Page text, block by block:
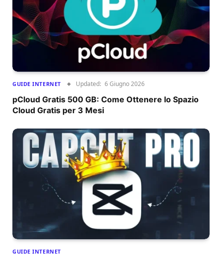
GUIDE INTERNET Updated: 6 Giugno 2026
pCloud Gratis 500 GB: Come Ottenere lo Spazio
Cloud Gratis per 3 Mesi
GUIDE INTERNET